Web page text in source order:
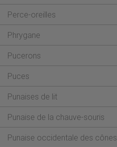
Perce-oreilles
Phrygane
Pucerons
Puces
Punaises de lit
–
Punaise de la chauve-souris
Punaise occidentale des cônes